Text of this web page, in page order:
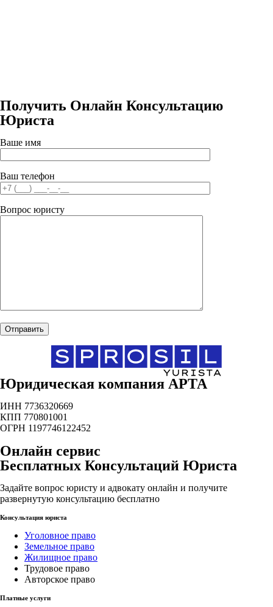
Получить Онлайн Консультацию
Юриста
Ваше имя
Ваш телефон
Вопрос юристу
Юридическая компания АРТА
ИНН 7736320669
КПП 770801001
ОГРН 1197746122452
Онлайн сервис
Бесплатных Консультаций Юриста
Задайте вопрос юристу и адвокату онлайн и получите
развернутую консультацию бесплатно
Консультация юриста
Уголовное право
Земельное право
Жилищное право
Трудовое право
Авторское право
Платные услуги